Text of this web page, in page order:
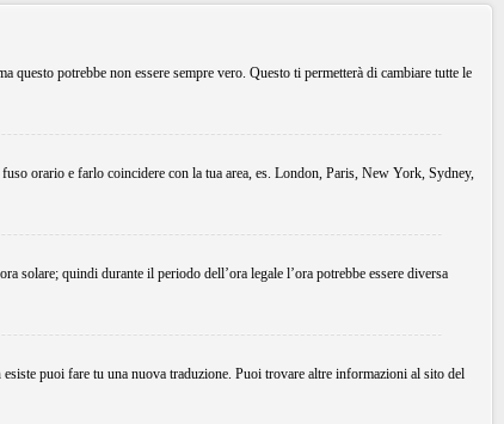
potrebbe non essere sempre vero. Questo ti permetterà di cambiare tutte le
orario e farlo coincidere con la tua area, es. London, Paris, New York, Sydney,
solare; quindi durante il periodo dell’ora legale l’ora potrebbe essere diversa
puoi fare tu una nuova traduzione. Puoi trovare altre informazioni al sito del